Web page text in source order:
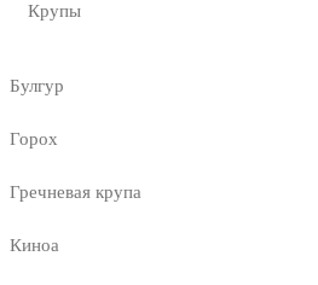
Крупы
Булгур
Горох
Гречневая крупа
Киноа